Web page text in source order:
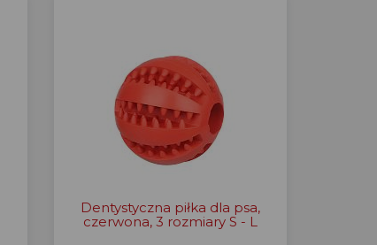
Dentystyczna piłka dla psa,
czerwona, 3 rozmiary S - L